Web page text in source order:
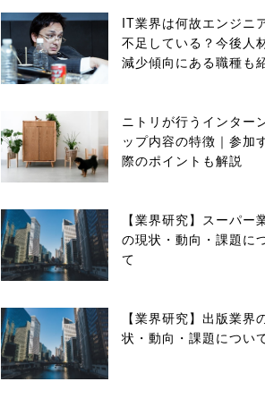
IT業界は何故エンジニ
不足している？今後人
減少傾向にある職種も
ニトリが行うインター
ップ内容の特徴｜参加
際のポイントも解説
【業界研究】スーパー
の現状・動向・課題に
て
【業界研究】出版業界
状・動向・課題につい